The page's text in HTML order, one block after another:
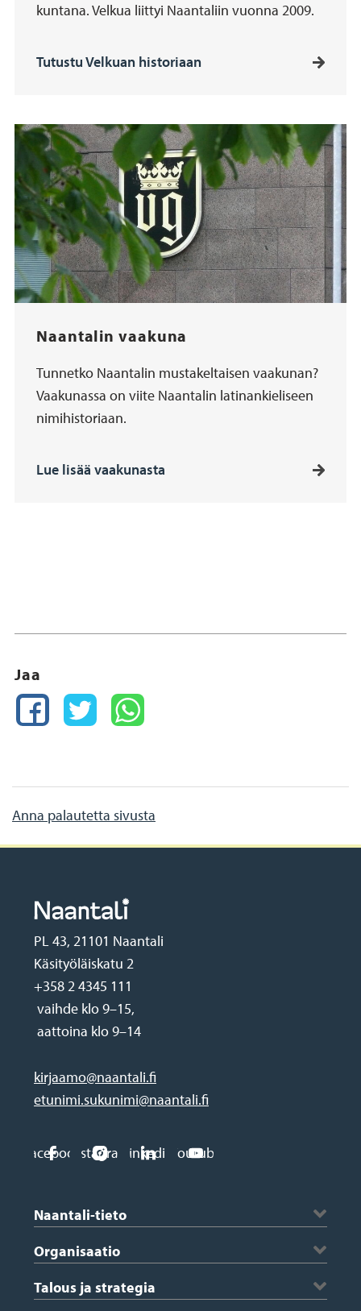
kuntana. Velkua liittyi Naantaliin vuonna 2009.
Tutustu Velkuan historiaan
Naantalin vaakuna
Tunnetko Naantalin mustakeltaisen vaakunan?
Vaakunassa on viite Naantalin latinankieliseen
nimihistoriaan.
Lue lisää vaakunasta
Jaa
Anna palautetta sivusta
PL 43, 21101 Naantali
Käsityöläiskatu 2
+358 2 4345 111
vaihde klo 9–15,
aattoina klo 9–14
kirjaamo@naantali.fi
etunimi.sukunimi@naantali.fi
Naantali-tieto
Historia ja vaakuna
Kartta
Saaristo
Organisaatio
Kaupungin johto
Konserniyhtiöt ja kuntayhtymät
Talous ja strategia
Social
FacebookInstagramLinkedin Youtube